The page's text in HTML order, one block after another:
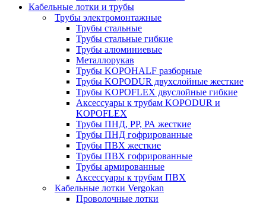
Кабельные лотки и трубы
Трубы электромонтажные
Трубы стальные
Трубы стальные гибкие
Трубы алюминиевые
Металлорукав
Трубы KOPOHALF разборные
Трубы KOPODUR двухслойные жесткие
Трубы KOPOFLEX двуслойные гибкие
Аксессуары к трубам KOPODUR и
KOPOFLEX
Трубы ПНД, РР, РА жесткие
Трубы ПНД гофрированные
Трубы ПВХ жесткие
Трубы ПВХ гофрированные
Трубы армированные
Аксессуары к трубам ПВХ
Кабельные лотки Vergokan
Проволочные лотки